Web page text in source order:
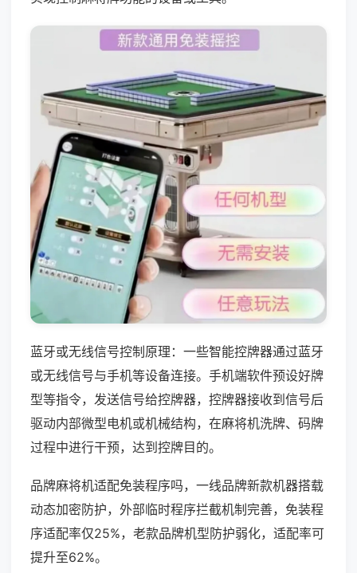
蓝牙或无线信号控制原理：一些智能控牌器通过蓝牙
或无线信号与手机等设备连接。手机端软件预设好牌
型等指令，发送信号给控牌器，控牌器接收到信号后
驱动内部微型电机或机械结构，在麻将机洗牌、码牌
过程中进行干预，达到控牌目的。
品牌麻将机适配免装程序吗，一线品牌新款机器搭载
动态加密防护，外部临时程序拦截机制完善，免装程
序适配率仅25%，老款品牌机型防护弱化，适配率可
提升至62%。